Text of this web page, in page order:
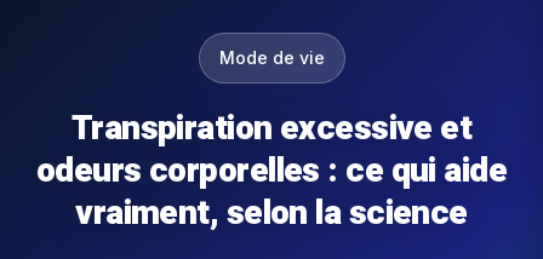
Mode de vie
Transpiration excessive et
odeurs corporelles : ce qui aide
vraiment, selon la science